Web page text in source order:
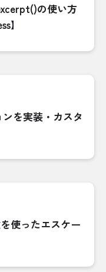
の使い方
】
を実装・カスタ
使ったエスケー